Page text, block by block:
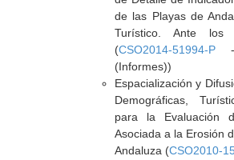
de las Playas de
Turístico. Ante los
(CSO2014-51994-P-
(Informes))
Espacialización y
Demográficas,
para la Evaluación
Asociada a la Erosión
Andaluza (CSO2010-